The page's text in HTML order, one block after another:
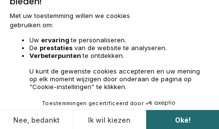
Wettelijke vermeldingen & AGBeheer van cookies
Algemene verkoopvoorwaarden
Toegankelijkheid
© 2009-2026 RECOMMERCE - Alle rechten voorbehouden.